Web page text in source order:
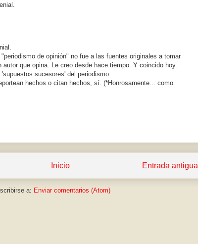
de opinión" no fue a las fuentes originales a tomar
que opina. Le creo desde hace tiempo. Y coincido hoy.
sucesores' del periodismo.
hechos o citan hechos, sí. (*Honrosamente... como
Entrada antigua
Inicio
a: Enviar comentarios (Atom)